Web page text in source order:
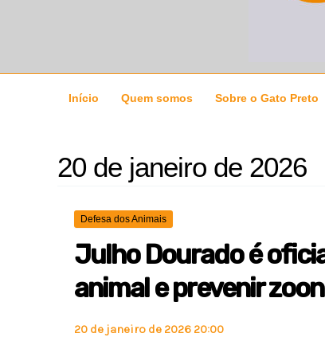
Início Quem somos Sobre o Gato Preto
20 de janeiro de 2026
Defesa dos Animais
Julho Dourado é
animal e prevenir
20 de janeiro de 2026 20:00